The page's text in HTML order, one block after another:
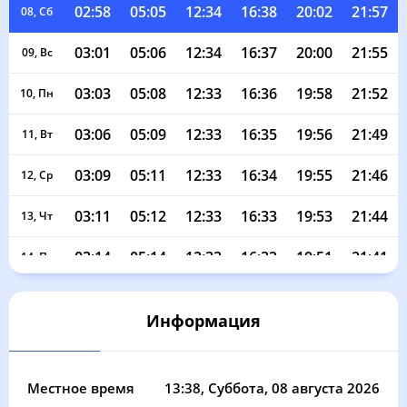
08, Сб 02:58 05:05 12:34 16:38 20:02 21:57
09, Вс 03:01 05:06 12:34 16:37 20:00 21:55
10, Пн 03:03 05:08 12:33 16:36 19:58 21:52
11, Вт 03:06 05:09 12:33 16:35 19:56 21:49
12, Ср 03:09 05:11 12:33 16:34 19:55 21:46
13, Чт 03:11 05:12 12:33 16:33 19:53 21:44
14, Пт 03:14 05:14 12:33 16:32 19:51 21:41
03:16 05:15 12:33 16:31 19:49 21:38
12:32 16:29 21:33
Информация
Местное время 13:38, Суббота, 08 августа 2026